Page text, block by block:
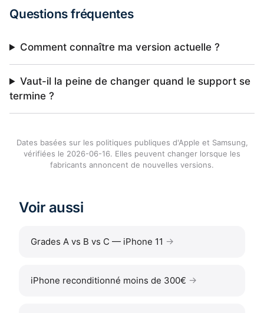
Questions fréquentes
Comment connaître ma version actuelle ?
Vaut-il la peine de changer quand le support se
termine ?
Dates basées sur les politiques publiques d'Apple et Samsung,
vérifiées le 2026-06-16. Elles peuvent changer lorsque les
fabricants annoncent de nouvelles versions.
Voir aussi
Grades A vs B vs C — iPhone 11
iPhone reconditionné moins de 300€